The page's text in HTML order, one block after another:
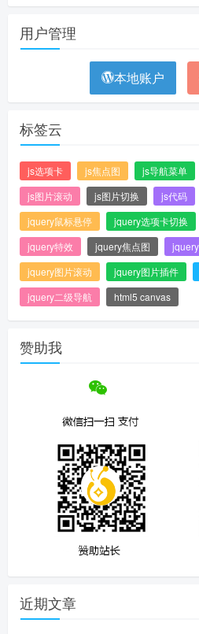
用户管理
本地账户
标签云
js选项卡 js焦点图 js导航菜单
js图片滚动
js图片切换 js代码
jquery鼠标悬停
jquery选项卡切换
jquery特效
jquery焦点图
jquery图片滚动
jquery图片插件
jquery二级导航
html5 canvas
赞助我
近期文章